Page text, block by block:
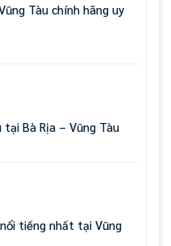
Tàu chính hãng uy
Bà Rịa – Vũng Tàu
tiếng nhất tại Vũng